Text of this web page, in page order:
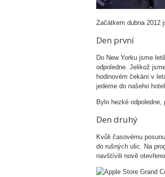
Začátkem dubna 2012
Den první
Do New Yorku jsme
odpoledne. Jelikož
hodinovém čekání v
jedeme do našeho
Bylo hezké
Den druhý
Kvůli časovému
do rušných ulic. Na
navštívili nově